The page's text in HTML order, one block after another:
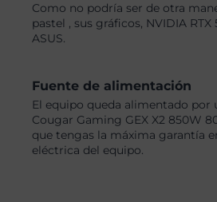
Como no podría ser de otra
pastel , sus gráficos, NVIDIA RTX
ASUS.
Fuente de alimentación
El equipo queda alimentado por
Cougar Gaming GEX X2 850W
que tengas la máxima garantía
eléctrica del equipo.